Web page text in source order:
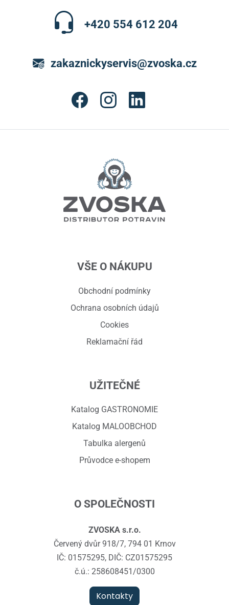
+420 554 612 204
zakaznickyservis@zvoska.cz
VŠE O NÁKUPU
Obchodní podmínky
Ochrana osobních údajů
Cookies
Reklamační řád
UŽITEČNÉ
Katalog GASTRONOMIE
Katalog MALOOBCHOD
Tabulka alergenů
Průvodce e-shopem
O SPOLEČNOSTI
ZVOSKA s.r.o.
Červený dvůr 918/7, 794 01 Krnov
IČ: 01575295, DIČ: CZ01575295
č.ú.: 258608451/0300
Kontakty